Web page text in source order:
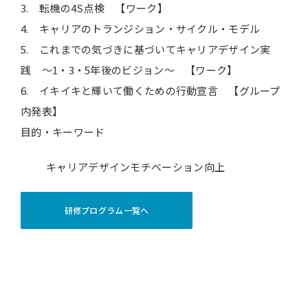
3. 転機の4S点検 【ワーク】
4. キャリアのトランジション・サイクル・モデル
5. これまでの気づきに基づいてキャリアデザイン実
践 ～1・3・5年後のビジョン～ 【ワーク】
6. イキイキと輝いて働くための行動宣言 【グループ
内発表】
目的・キーワード
キャリアデザインモチベーション向上
研修プログラム一覧へ